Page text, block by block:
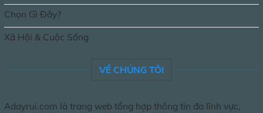
Chọn Gì Đây?
Xã Hội & Cuộc Sống
VỀ CHÚNG TÔI
Adayrui.com là trang web tổng hợp thông tin đa lĩnh vực,